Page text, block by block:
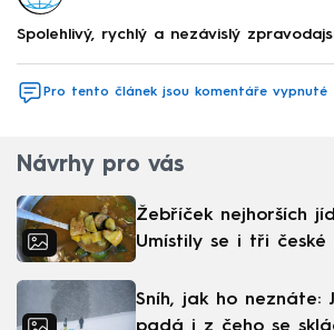
Spolehlivý, rychlý a nezávislý
Pro tento článek jsou komentáře vypnuté
Návrhy pro vás
Žebříček nejhorších
Umístily se i tři české
Sníh, jak ho neznáte: